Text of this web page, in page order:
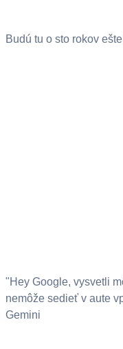
Budú tu o sto rokov
"Hey Google, vysvetli
nemôže sedieť v aute
Gemini